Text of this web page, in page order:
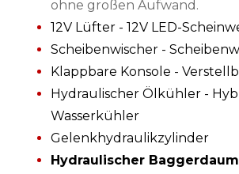
ohne großen Aufwand.
12V Lüfter - 12V LED-
Scheibenwischer -
Klappbare Konsole -
Hydraulischer Ölkühler -
Wasserkühler
Gelenkhydraulikzylinder
Hydraulischer